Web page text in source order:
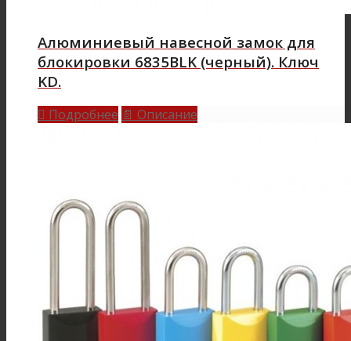
Алюминиевый навесной замок для
блокировки 6835BLK (черный). Ключ
KD.
 Подробнее 📄 Описание